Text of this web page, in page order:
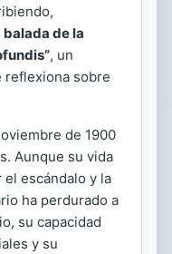
balada de la
, un
reflexiona sobre
de 1900
Aunque su vida
escándalo y la
ha perdurado a
su capacidad
y su